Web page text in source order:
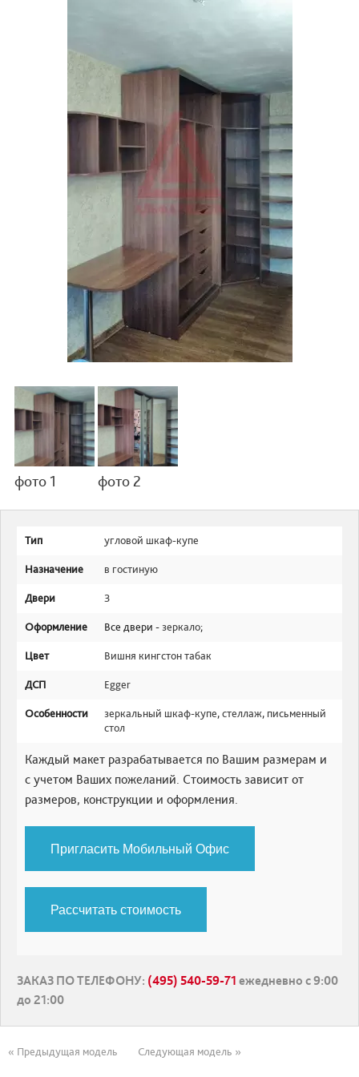
фото 1 фото 2
Тип угловой шкаф-купе
Назначение в гостиную
Двери 3
Оформление Все двери -зеркало;
Цвет Вишня кингстон табак
ДСП Egger
Особенности зеркальный шкаф-купе,стеллаж, письменный
стол
Каждый макет разрабатывается по Вашим размерам и
с учетом Ваших пожеланий. Стоимость зависит от
размеров, конструкции и оформления.
Пригласить Мобильный Офис
Рассчитать стоимость
ЗАКАЗ ПО ТЕЛЕФОНУ: (495) 540-59-71 ежедневно с 9:00
до 21:00
« Предыдущая модель Следующая модель »